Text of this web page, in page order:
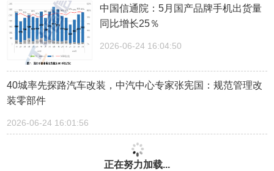
中国信通院：5月国产品牌手机出货量
同比增长25％
2026-06-24 16:04:50
40城率先探路汽车改装，中汽中心专家张宪国：规范管理改
装零部件
2026-06-24 16:01:56
正在努力加载...